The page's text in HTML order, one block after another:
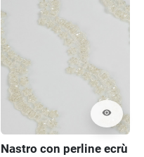
visibility
Nastro con perline ecrù